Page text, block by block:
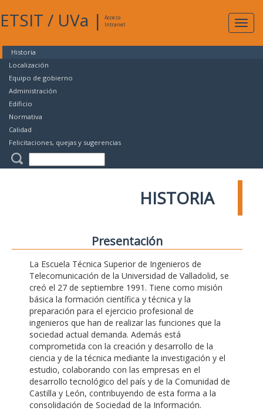
ETSIT / UVa |
Acceso
Intranet
Historia
Localización
Equipo de gobierno
Administración
Edificio
Normativa
Calidad
Felicitaciones, quejas y sugerencias
HISTORIA
Presentación
La Escuela Técnica Superior de Ingenieros de
Telecomunicación de la Universidad de Valladolid, se
creó el 27 de septiembre 1991. Tiene como misión
básica la formación científica y técnica y la
preparación para el ejercicio profesional de
ingenieros que han de realizar las funciones que la
sociedad actual demanda. Además está
comprometida con la creación y desarrollo de la
ciencia y de la técnica mediante la investigación y el
estudio, colaborando con las empresas en el
desarrollo tecnológico del país y de la Comunidad de
Castilla y León, contribuyendo de esta forma a la
consolidación de Sociedad de la Información.